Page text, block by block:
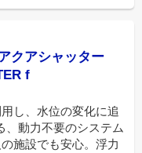
クアシャッター
f
し、水位の変化に追
、動力不要のシステム
施設でも安心。浮力